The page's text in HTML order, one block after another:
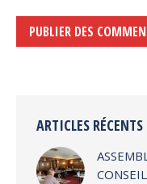
PUBLIER DES
ARTICLES RÉCENTS